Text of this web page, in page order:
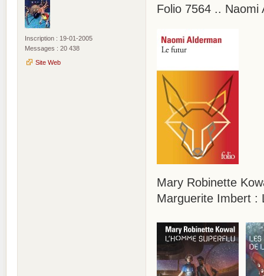
Inscription : 19-01-2005
Messages : 20 438
Site Web
Folio 7564 ..
Mary Robinette
Marguerite Imbert :